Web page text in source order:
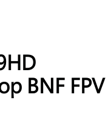
BNF FPV